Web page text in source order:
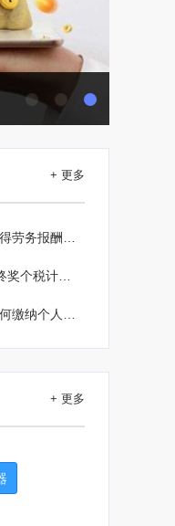
+ 更多
2025年终奖个税怎么计算-年终奖个税计算器
+ 更多